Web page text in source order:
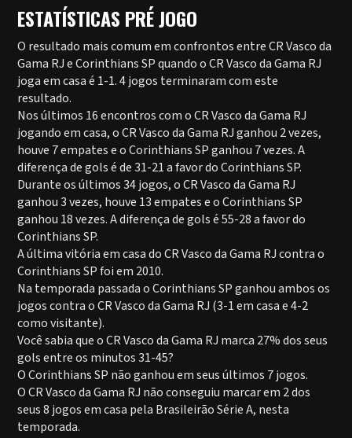
ESTATÍSTICAS PRÉ JOGO
O resultado mais comum em confrontos entre CR Vasco da
Gama RJ e Corinthians SP quando o CR Vasco da Gama RJ
joga em casa é 1-1. 4 jogos terminaram com este
resultado.
Nos últimos 16 encontros com o CR Vasco da Gama RJ
jogando em casa, o CR Vasco da Gama RJ ganhou 2 vezes,
houve 7 empates e o Corinthians SP ganhou 7 vezes. A
diferença de gols é de 31-21 a favor do Corinthians SP.
Durante os últimos 34 jogos, o CR Vasco da Gama RJ
ganhou 3 vezes, houve 13 empates e o Corinthians SP
ganhou 18 vezes. A diferença de gols é 55-28 a favor do
Corinthians SP.
A última vitória em casa do CR Vasco da Gama RJ contra o
Corinthians SP foi em 2010.
Na temporada passada o Corinthians SP ganhou ambos os
jogos contra o CR Vasco da Gama RJ (3-1 em casa e 4-2
como visitante).
Você sabia que o CR Vasco da Gama RJ marca 27% dos seus
gols entre os minutos 31-45?
O Corinthians SP não ganhou em seus últimos 7 jogos.
O CR Vasco da Gama RJ não conseguiu marcar em 2 dos
seus 8 jogos em casa pela Brasileirão Série A, nesta
temporada.